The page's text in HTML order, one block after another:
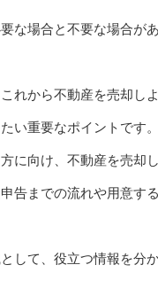
な場合と不要な場合が
れから不動産を売却し
い重要なポイントです。
に向け、不動産を売却
告までの流れや用意す
して、役立つ情報を分